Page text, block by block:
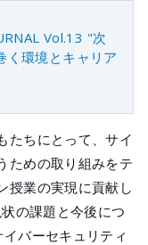
Vol.13 "次
く環境とキャリア
たちにとって、サイ
ための取り組みをテ
授業の実現に貢献し
の課題と今後につ
バーセキュリティ